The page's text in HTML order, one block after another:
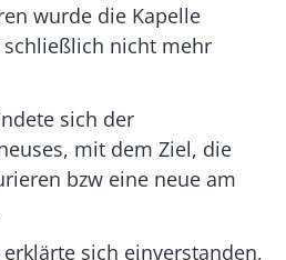
wurde die Kapelle
nicht mehr
sich der
mit dem Ziel, die
bzw eine neue am
sich einverstanden,